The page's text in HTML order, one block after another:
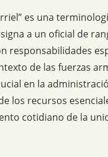
es una
a un oficial de
responsabilidades
de las fuerzas
en la
los recursos
cotidiano de la